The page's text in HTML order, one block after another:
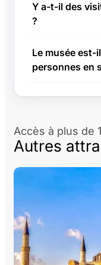
Y a-t-il des
?
Le musée est-
personnes en
Accès à plus de
Autres